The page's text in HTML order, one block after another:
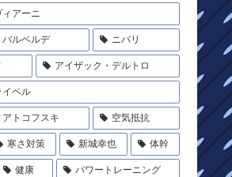
アーニ
バルベルデ ニバリ
アイザック・デルトロ
イペル
アトコフスキ 空気抵抗
寒さ対策 新城幸也 体幹
健康 パワートレーニング